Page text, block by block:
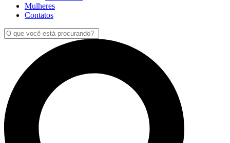
Mulheres
Contatos